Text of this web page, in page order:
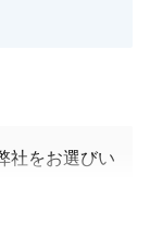
社をお選びい